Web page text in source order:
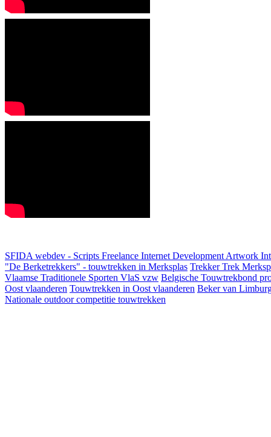
SFIDA webdev - Scripts Freelance Internet Development Artwork
"De Berketrekkers" - touwtrekken in Merksplas Trekker Trek
Vlaamse Traditionele Sporten VlaS vzw Belgische Touwtrekbond
Oost vlaanderen Touwtrekken in Oost vlaanderen Beker van
Nationale outdoor competitie touwtrekken